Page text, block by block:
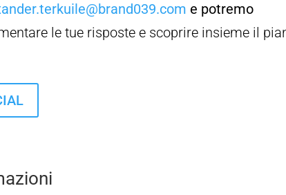
e potremo
le tue risposte e scoprire insieme il